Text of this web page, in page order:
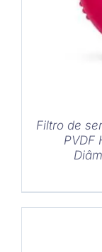
Filtro de
PVDF